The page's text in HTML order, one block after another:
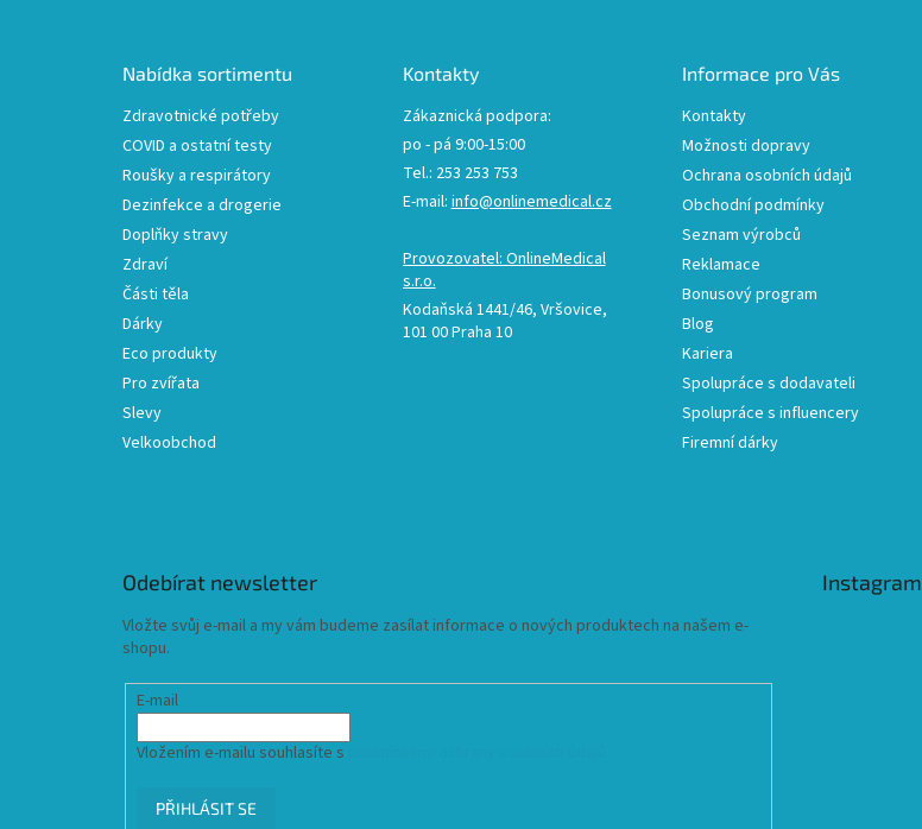
Nabídka sortimentu
Zdravotnické potřeby
COVID a ostatní testy
Roušky a respirátory
Dezinfekce a drogerie
Doplňky stravy
Zdraví
Části těla
Dárky
Eco produkty
Pro zvířata
Slevy
Velkoobchod
Kontakty
Zákaznická podpora:
po - pá 9:00-15:00
Tel.: 253 253 753
E-mail: info@onlinemedical.cz
Provozovatel: OnlineMedical
s.r.o.
Kodaňská 1441/46, Vršovice,
101 00 Praha 10
Informace pro Vás
Kontakty
Možnosti dopravy
Ochrana osobních údajů
Obchodní podmínky
Seznam výrobců
Reklamace
Bonusový program
Blog
Kariera
Spolupráce s dodavateli
Spolupráce s influencery
Firemní dárky
Odebírat newsletter
Vložte svůj e-mail a my vám budeme zasílat informace o nových produktech na našem e-
shopu.
E-mail
Vložením e-mailu souhlasíte s
PŘIHLÁSIT SE
Instagram